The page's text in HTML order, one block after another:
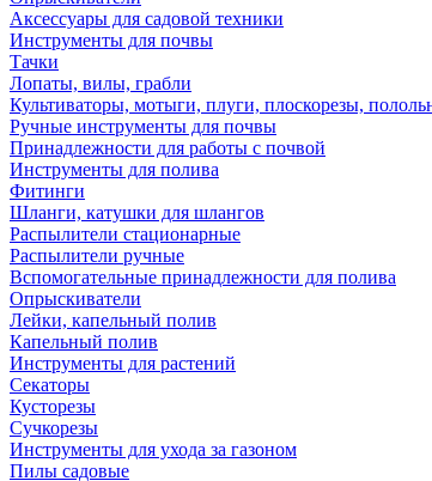
Аксессуары для садовой техники
Инструменты для почвы
Тачки
Лопаты, вилы, грабли
Культиваторы, мотыги, плуги, плоскорезы,
Ручные инструменты для почвы
Принадлежности для работы с почвой
Инструменты для полива
Фитинги
Шланги, катушки для шлангов
Распылители стационарные
Распылители ручные
Вспомогательные принадлежности для полива
Опрыскиватели
Лейки, капельный полив
Капельный полив
Инструменты для растений
Секаторы
Кусторезы
Сучкорезы
Инструменты для ухода за газоном
Пилы садовые